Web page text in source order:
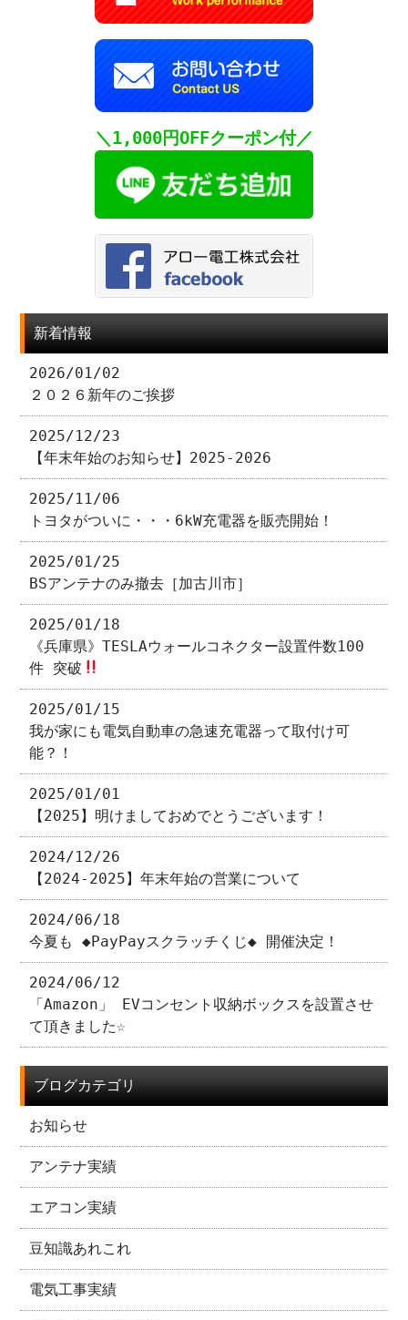
＼1,000円OFFクーポン付／
新着情報
2026/01/02
２０２６新年のご挨拶
2025/12/23
【年末年始のお知らせ】2025-2026
2025/11/06
トヨタがついに・・・6kW充電器を販売開始！
2025/01/25
BSアンテナのみ撤去［加古川市］
2025/01/18
《兵庫県》TESLAウォールコネクター設置件数100
件 突破
2025/01/15
我が家にも電気自動車の急速充電器って取付け可
能？！
2025/01/01
【2025】明けましておめでとうございます！
2024/12/26
【2024-2025】年末年始の営業について
2024/06/18
今夏も ◆PayPayスクラッチくじ◆ 開催決定！
2024/06/12
「Amazon」 EVコンセント収納ボックスを設置させ
て頂きました☆
ブログカテゴリ
お知らせ
アンテナ実績
エアコン実績
豆知識あれこれ
電気工事実績